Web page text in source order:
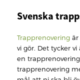
Svenska
Trapprenoveringär
vi gör. Det tycker
en
trapprenovering